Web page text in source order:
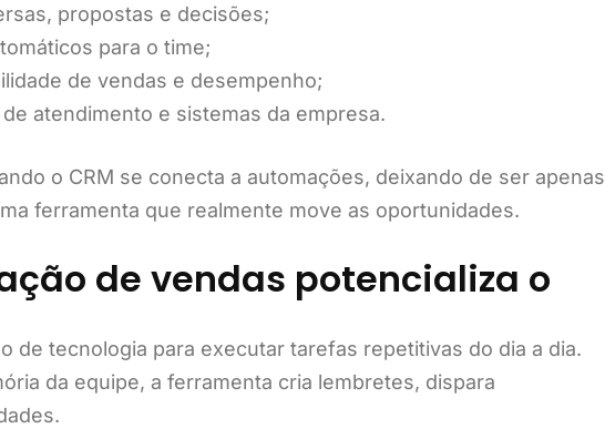
propostas e decisões;
para o time;
de vendas e desempenho;
atendimento e sistemas da empresa.
o CRM se conecta a automações, deixando de ser apenas
ferramenta que realmente move as oportunidades.
de vendas potencializa o
de tecnologia para executar tarefas repetitivas do dia a dia.
da equipe, a ferramenta cria lembretes, dispara